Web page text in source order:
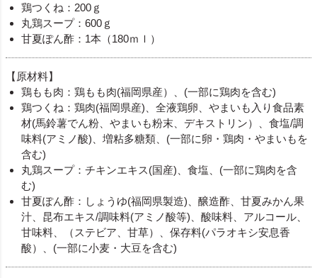
鶏つくね：200ｇ
丸鶏スープ：600ｇ
甘夏ぽん酢：1本（180ｍｌ）
【原材料】
鶏もも肉：鶏もも肉(福岡県産）、(一部に鶏肉を含む)
鶏つくね：鶏肉(福岡県産)、全液鶏卵、やまいも入り食品素
材(馬鈴薯でん粉、やまいも粉末、デキストリン）、食塩/調
味料(アミノ酸)、増粘多糖類、(一部に卵・鶏肉・やまいもを
含む)
丸鶏スープ：チキンエキス(国産)、食塩、(一部に鶏肉を含
む)
甘夏ぽん酢：しょうゆ(福岡県製造)、醸造酢、甘夏みかん果
汁、昆布エキス/調味料(アミノ酸等)、酸味料、アルコール、
甘味料、（ステビア、甘草）、保存料(パラオキシ安息香
酸）、(一部に小麦・大豆を含む)